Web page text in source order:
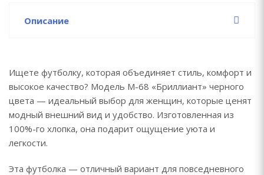
Описание
Ищете футболку, которая объединяет стиль, комфорт и
высокое качество? Модель М-68 «Бриллиант» черного
цвета — идеальный выбор для женщин, которые ценят
модный внешний вид и удобство. Изготовленная из
100%-го хлопка, она подарит ощущение уюта и
легкости.
Эта футболка — отличный вариант для повседневного